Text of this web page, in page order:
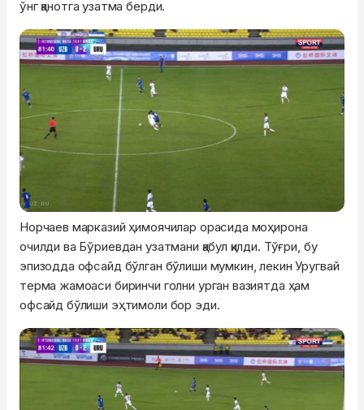
ўнг қанотга узатма берди.
Норчаев марказий ҳимоячилар орасида моҳирона
очилди ва Бўриевдан узатмани қабул қилди. Тўғри, бу
эпизодда офсайд бўлган бўлиши мумкин, лекин Уругвай
терма жамоаси биринчи голни урган вазиятда ҳам
офсайд бўлиши эҳтимоли бор эди.